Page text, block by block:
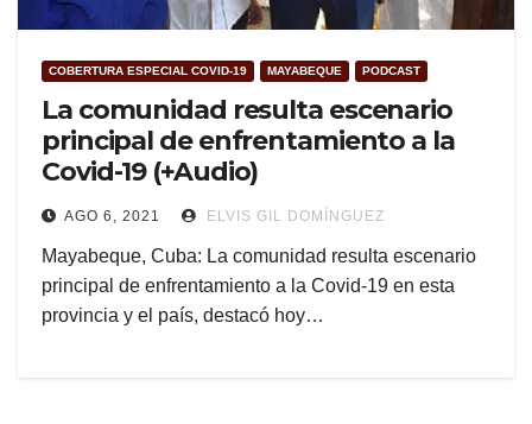
COBERTURA ESPECIAL COVID-19 MAYABEQUE PODCAST
La comunidad resulta escenario
principal de enfrentamiento a la
Covid-19 (+Audio)
AGO 6, 2021 ELVIS GIL DOMÍNGUEZ
Mayabeque, Cuba: La comunidad resulta escenario
principal de enfrentamiento a la Covid-19 en esta
provincia y el país, destacó hoy…